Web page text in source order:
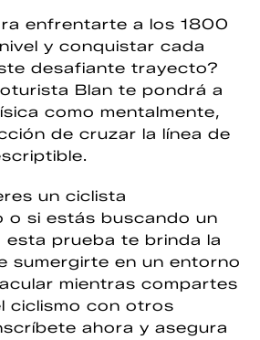
enfrentarte a los 1800
y conquistar cada
desafiante trayecto?
Blan te pondrá a
como mentalmente,
de cruzar la línea de
un ciclista
o si estás buscando un
esta prueba te brinda la
sumergirte en un entorno
mientras compartes
ciclismo con otros
ahora y asegura